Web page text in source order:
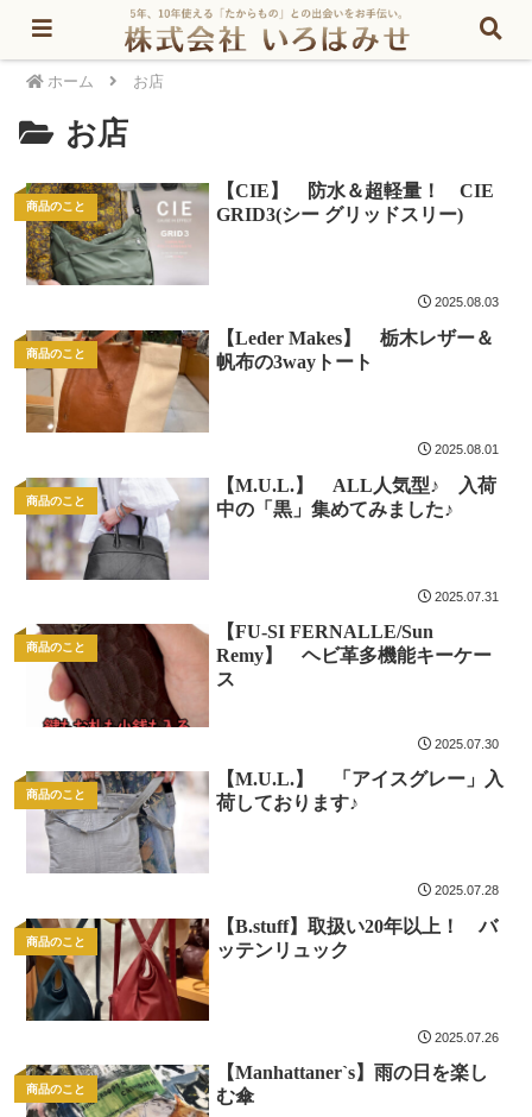
ホーム お店
お店
商品のこと
【CIE】 防水＆超軽量！ CIE
GRID3(シー グリッドスリー)
2025.08.03
商品のこと
【Leder Makes】 栃木レザー＆
帆布の3wayトート
2025.08.01
商品のこと
【M.U.L.】 ALL人気型♪ 入荷
中の「黒」集めてみました♪
2025.07.31
商品のこと
【FU-SI FERNALLE/Sun
Remy】 ヘビ革多機能キーケー
ス
2025.07.30
商品のこと
【M.U.L.】 「アイスグレー」入
荷しております♪
2025.07.28
商品のこと
【B.stuff】取扱い20年以上！ バ
ッテンリュック
2025.07.26
商品のこと
【Manhattaner`s】雨の日を楽し
む傘